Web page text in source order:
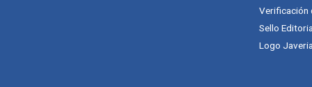
Verificación
Sello
Logo